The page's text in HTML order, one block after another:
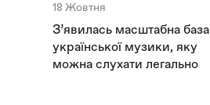
18 Жовтня
З’явилась масштабна база
української музики, яку
можна слухати легально